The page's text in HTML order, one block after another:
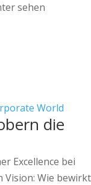
sehen
die
Excellence bei
Vision: Wie bewirkt